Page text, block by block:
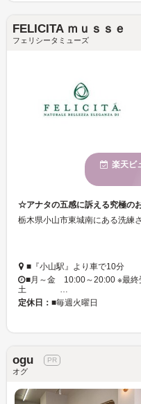
FELICITA ｍｕｓｓｅ
フェリシータミューズ
楽天ビ
☆アナタの五感に訴える究極の
■『小山駅』より車で10分
■月～金 10:00～20:00 ※最終
土 …
定休日： ■毎週火曜日
ogu
オグ